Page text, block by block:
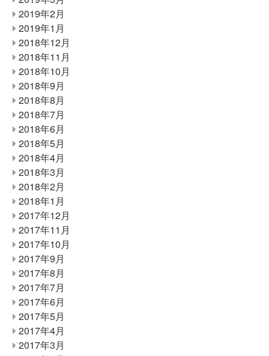
2019年2月
2019年1月
2018年12月
2018年11月
2018年10月
2018年9月
2018年8月
2018年7月
2018年6月
2018年5月
2018年4月
2018年3月
2018年2月
2018年1月
2017年12月
2017年11月
2017年10月
2017年9月
2017年8月
2017年7月
2017年6月
2017年5月
2017年4月
2017年3月